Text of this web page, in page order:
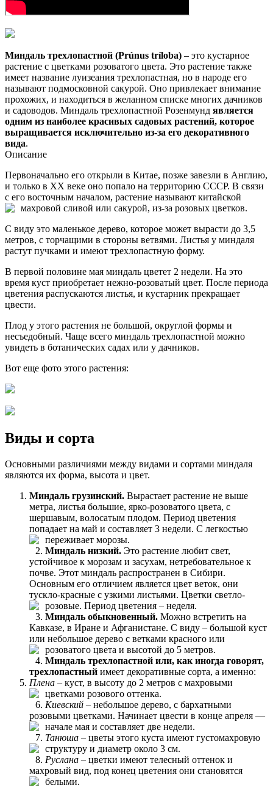
Миндаль трехлопастной (Prúnus tríloba) – это кустарное
растение с цветками розоватого цвета. Это растение также
имеет название луизеания трехлопастная, но в народе его
называют подмосковной сакурой. Оно привлекает внимание
прохожих, и находиться в желанном списке многих дачников
и садоводов. Миндаль трехлопастной Розенмунд является
одним из наиболее красивых садовых растений, которое
выращивается исключительно из-за его декоративного
вида.
Описание
Первоначально его открыли в Китае, позже завезли в Англию,
и только в ХХ веке оно попало на территорию СССР. В связи
с его восточным началом, растение называют китайской
махровой сливой или сакурой, из-за розовых цветков.
С виду это маленькое дерево, которое может вырасти до 3,5
метров, с торчащими в стороны ветвями. Листья у миндаля
растут пучками и имеют трехлопастную форму.
В первой половине мая миндаль цветет 2 недели. На это
время куст приобретает нежно-розоватый цвет. После периода
цветения распускаются листья, и кустарник прекращает
цвести.
Плод у этого растения не большой, округлой формы и
несъедобный. Чаще всего миндаль трехлопастной можно
увидеть в ботанических садах или у дачников.
Вот еще фото этого растения:
Виды и сорта
Основными различиями между видами и сортами миндаля
являются их форма, высота и цвет.
Миндаль грузинский. Вырастает растение не выше
метра, листья большие, ярко-розоватого цвета, с
шершавым, волосатым плодом. Период цветения
попадает на май и составляет 3 недели. С легкостью
переживает морозы.
Миндаль низкий. Это растение любит свет,
устойчивое к морозам и засухам, нетребовательное к
почве. Этот миндаль распространен в Сибири.
Основным его отличием является цвет веток, они
тускло-красные с узкими листьями. Цветки светло-
розовые. Период цветения – неделя.
Миндаль обыкновенный. Можно встретить на
Кавказе, в Иране и Афганистане. С виду – большой куст
или небольшое дерево с ветками красного или
розоватого цвета и высотой до 5 метров.
Миндаль трехлопастной или, как иногда говорят,
трехлопастный имеет декоративные сорта, а именно:
Плена – куст, в высоту до 2 метров с махровыми
цветками розового оттенка.
Киевский – небольшое дерево, с бархатными
розовыми цветками. Начинает цвести в конце апреля —
начале мая и составляет две недели.
Танюша – цветы этого куста имеют густомахровую
структуру и диаметр около 3 см.
Руслана – цветки имеют телесный оттенок и
махровый вид, под конец цветения они становятся
белыми.